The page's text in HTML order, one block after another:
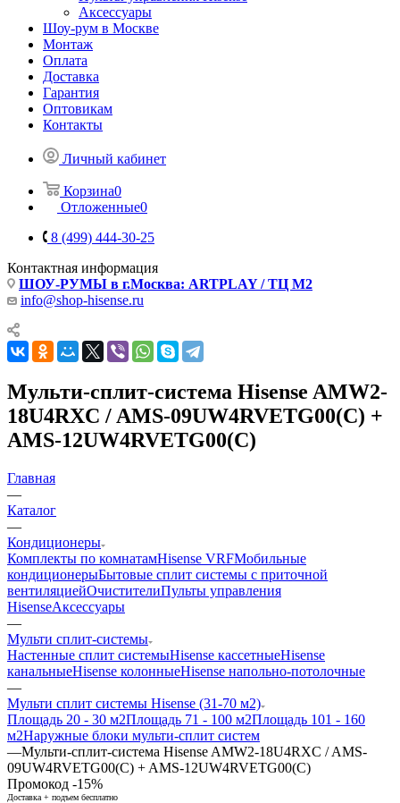
Аксессуары
Шоу-рум в Москве
Монтаж
Оплата
Доставка
Гарантия
Оптовикам
Контакты
Личный кабинет
Корзина0
Отложенные0
8 (499) 444-30-25
Контактная информация
ШОУ-РУМЫ в г.Москва: ARTPLAY / ТЦ М2
info@shop-hisense.ru
Мульти-сплит-система Hisense AMW2-
18U4RXC / AMS-09UW4RVETG00(C) +
AMS-12UW4RVETG00(C)
Главная
—
Каталог
—
Кондиционеры
Комплекты по комнатамHisense VRFМобильные
кондиционерыБытовые сплит системы с приточной
вентиляциейОчистителиПульты управления
HisenseАксессуары
—
Мульти сплит-системы
Настенные сплит системыHisense кассетныеHisense
канальныеHisense колонныеHisense напольно-потолочные
—
Мульти сплит системы Hisense (31-70 м2)
Площадь 20 - 30 м2Площадь 71 - 100 м2Площадь 101 - 160
м2Наружные блоки мульти-сплит систем
—Мульти-сплит-система Hisense AMW2-18U4RXC / AMS-
09UW4RVETG00(C) + AMS-12UW4RVETG00(C)
Промокод -15%
Доставка + подъем бесплатно